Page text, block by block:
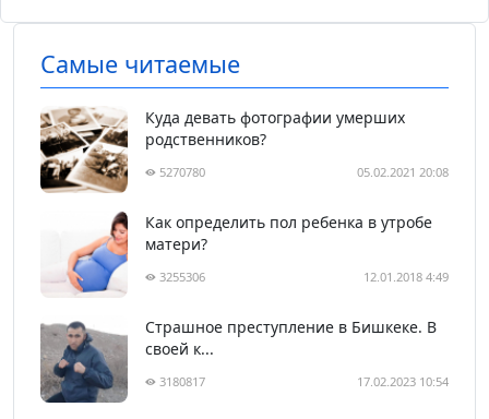
Самые читаемые
Куда девать фотографии умерших
родственников?
5270780 05.02.2021 20:08
Как определить пол ребенка в утробе
матери?
3255306 12.01.2018 4:49
Страшное преступление в Бишкеке. В
своей к...
3180817 17.02.2023 10:54